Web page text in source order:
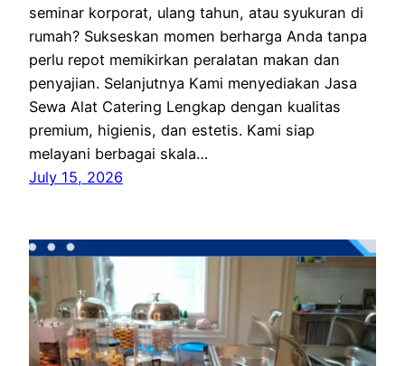
seminar korporat, ulang tahun, atau syukuran di
rumah? Sukseskan momen berharga Anda tanpa
perlu repot memikirkan peralatan makan dan
penyajian. Selanjutnya Kami menyediakan Jasa
Sewa Alat Catering Lengkap dengan kualitas
premium, higienis, dan estetis. Kami siap
melayani berbagai skala…
July 15, 2026